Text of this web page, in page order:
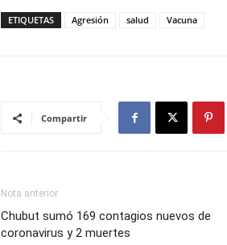
ETIQUETAS Agresión salud Vacuna
Compartir
Nota anterior
Chubut sumó 169 contagios nuevos de
coronavirus y 2 muertes